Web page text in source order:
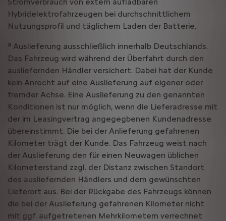
Hybridelektrofahrzeugen bei durchschnittlichem
Nutzungsprofil und täglichem Laden der Batterie.
a Auslieferung ausschließlich innerhalb Deutschlands.
Das Fahrzeug wird während der Überfahrt durch den
ausliefernden Händler versichert. Dabei hat der Kunde
kein Anrecht auf eine Auslieferung auf eigener oder
fremder Achse. Eine Auslieferung zu den genannten
Konditionen ist nur möglich, wenn die Lieferadresse mit
der im Leasingvertrag angegegbenen Kundenadresse
übereinstimmt. Die bei der Anlieferung gefahrenen
Kilometer trägt der Kunde. Das Fahrzeug weist nach
der Auslieferung den für einen Neuwagen üblichen
Kilometerstand zzgl. der Distanz zwischen Standort
des ausliefernden Händlers und dem gewünschten
Lieferort aus. Bei der Rückgabe des Fahrzeugs können
die bei der Auslieferung gefahrenen Kilometer nicht
mit ggf. aufgetretenen Mehrkilometern verrechnet